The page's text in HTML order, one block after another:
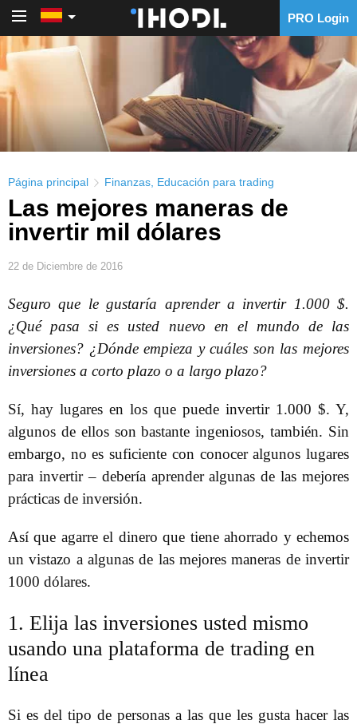
PRO Login
Página principal Finanzas Educación para trading
Las mejores maneras de
invertir mil dólares
22 de Diciembre de 2016
Seguro que le gustaría aprender a invertir 1.000 $.
¿Qué pasa si es usted nuevo en el mundo de las
inversiones? ¿Dónde empieza y cuáles son las mejores
inversiones a corto plazo o a largo plazo?
Sí, hay lugares en los que puede invertir 1.000 $. Y,
algunos de ellos son bastante ingeniosos, también. Sin
embargo, no es suficiente con conocer algunos lugares
para invertir – debería aprender algunas de las mejores
prácticas de inversión.
Así que agarre el dinero que tiene ahorrado y echemos
un vistazo a algunas de las mejores maneras de invertir
1000 dólares.
1. Elija las inversiones usted mismo
usando una plataforma de trading en
línea
Si es del tipo de personas a las que les gusta hacer las